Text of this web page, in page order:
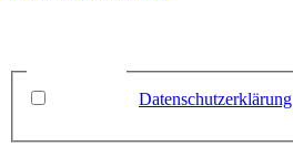
Datenschutzerklärung